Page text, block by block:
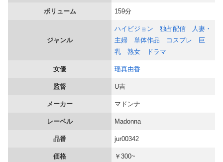
【悲報】 MAJOR2ndの佐藤寿也の息子、姑息すぎてしまい炎上
ボリューム 159分
ジャンル
ハイビジョン 独占配信
人妻・
主婦
単体作品 コスプレ
巨
乳
熟女 ドラマ
女優 瑶真由香
監督 U吉
メーカー マドンナ
レーベル Madonna
品番 jur00342
価格 ￥300~